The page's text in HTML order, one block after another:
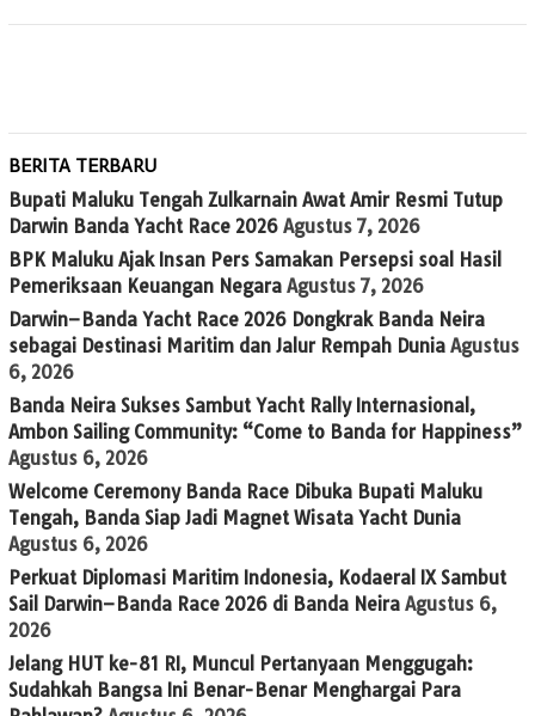
BERITA TERBARU
Bupati Maluku Tengah Zulkarnain Awat Amir Resmi Tutup
Darwin Banda Yacht Race 2026 Agustus 7, 2026
BPK Maluku Ajak Insan Pers Samakan Persepsi soal Hasil
Pemeriksaan Keuangan Negara Agustus 7, 2026
Darwin–Banda Yacht Race 2026 Dongkrak Banda Neira
sebagai Destinasi Maritim dan Jalur Rempah Dunia Agustus
6, 2026
Banda Neira Sukses Sambut Yacht Rally Internasional,
Ambon Sailing Community: “Come to Banda for Happiness”
Agustus 6, 2026
Welcome Ceremony Banda Race Dibuka Bupati Maluku
Tengah, Banda Siap Jadi Magnet Wisata Yacht Dunia
Agustus 6, 2026
Perkuat Diplomasi Maritim Indonesia, Kodaeral IX Sambut
Sail Darwin–Banda Race 2026 di Banda Neira Agustus 6,
2026
Jelang HUT ke-81 RI, Muncul Pertanyaan Menggugah:
Sudahkah Bangsa Ini Benar-Benar Menghargai Para